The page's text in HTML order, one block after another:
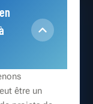
être un